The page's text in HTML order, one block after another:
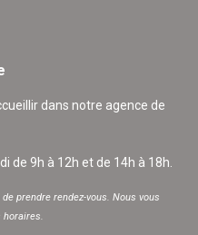
dans notre agence de
de 9h à 12h et de 14h à 18h.
prendre rendez-vous. Nous vous
horaires.